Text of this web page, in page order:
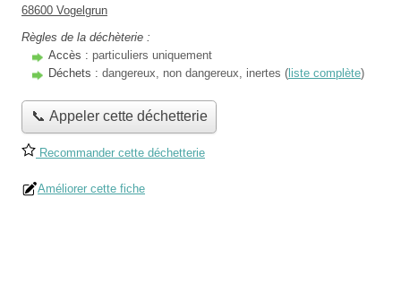
68600 Vogelgrun
Règles de la déchèterie :
Accès : particuliers uniquement
Déchets : dangereux, non dangereux, inertes ( liste complète)
📞 Appeler cette déchetterie
Recommander cette déchetterie
Améliorer cette fiche